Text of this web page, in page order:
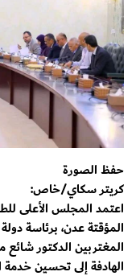
حفظ الصورة
كريتر سكاي/خاص:
اعتمد المجلس الأعلى
المؤقتة عدن، برئاسة
المغتربين الدكتور
الهادفة إلى تحسين خدمة